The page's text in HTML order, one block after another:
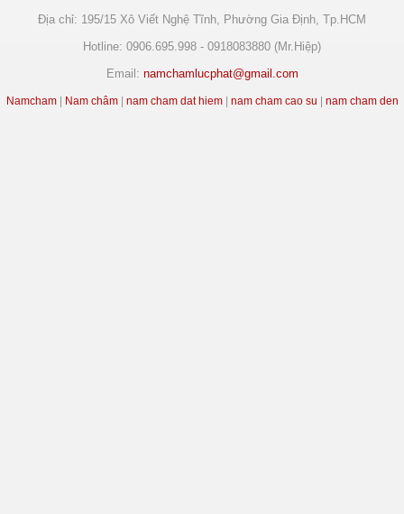
Địa chỉ: 195/15 Xô Viết Nghệ Tĩnh, Phường Gia Định, Tp.HCM
Hotline: 0906.695.998 - 0918083880 (Mr.Hiệp)
Email: namchamlucphat@gmail.com
Namcham| Nam châm| nam cham dat hiem| nam cham cao su | nam cham den